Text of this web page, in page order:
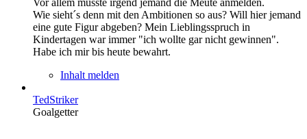
Wie sieht´s denn mit den Ambitionen so aus? Will hier jemand
eine gute Figur abgeben? Mein Lieblingsspruch in
Kindertagen war immer "ich wollte gar nicht gewinnen".
Habe ich mir bis heute bewahrt.
Inhalt melden
TedStriker
Goalgetter